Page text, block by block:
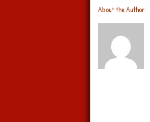
o
o
k
e
r
About the Author: